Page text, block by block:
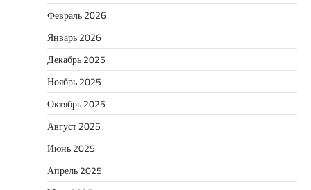
Февраль 2026
Январь 2026
Декабрь 2025
Ноябрь 2025
Октябрь 2025
Август 2025
Июнь 2025
Апрель 2025